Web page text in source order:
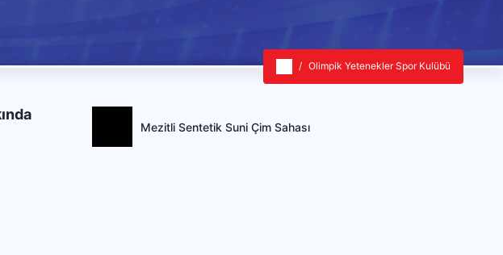
Olimpik Yetenekler Spor Kulübü
Mezitli Sentetik Suni Çim Sahası